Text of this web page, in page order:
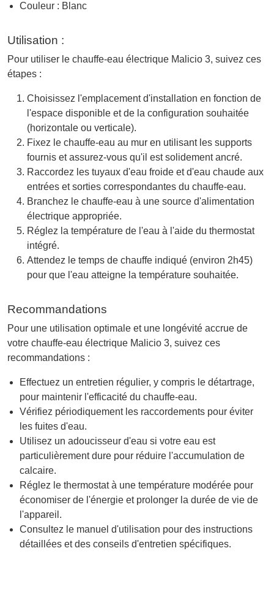
Couleur : Blanc
Utilisation :
Pour utiliser le chauffe-eau électrique Malicio 3, suivez ces
étapes :
Choisissez l'emplacement d'installation en fonction de
l'espace disponible et de la configuration souhaitée
(horizontale ou verticale).
Fixez le chauffe-eau au mur en utilisant les supports
fournis et assurez-vous qu'il est solidement ancré.
Raccordez les tuyaux d'eau froide et d'eau chaude aux
entrées et sorties correspondantes du chauffe-eau.
Branchez le chauffe-eau à une source d'alimentation
électrique appropriée.
Réglez la température de l'eau à l'aide du thermostat
intégré.
Attendez le temps de chauffe indiqué (environ 2h45)
pour que l'eau atteigne la température souhaitée.
Recommandations
Pour une utilisation optimale et une longévité accrue de
votre chauffe-eau électrique Malicio 3, suivez ces
recommandations :
Effectuez un entretien régulier, y compris le détartrage,
pour maintenir l'efficacité du chauffe-eau.
Vérifiez périodiquement les raccordements pour éviter
les fuites d'eau.
Utilisez un adoucisseur d'eau si votre eau est
particulièrement dure pour réduire l'accumulation de
calcaire.
Réglez le thermostat à une température modérée pour
économiser de l'énergie et prolonger la durée de vie de
l'appareil.
Consultez le manuel d'utilisation pour des instructions
détaillées et des conseils d'entretien spécifiques.